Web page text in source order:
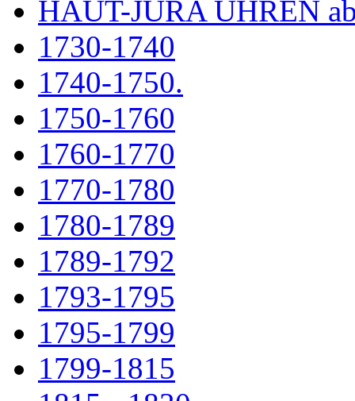
HAUT-JURA UHREN
1730-1740
1740-1750.
1750-1760
1760-1770
1770-1780
1780-1789
1789-1792
1793-1795
1795-1799
1799-1815